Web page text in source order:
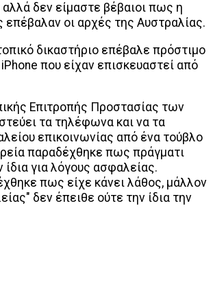
δεν είμαστε βέβαιοι πως η
επέβαλαν οι αρχές της Αυστραλίας.
δικαστήριο επέβαλε πρόστιμο
που είχαν επισκευαστεί από
Επιτροπής Προστασίας των
τα τηλέφωνα και να τα
επικοινωνίας από ένα τούβλο
παραδέχθηκε πως πράγματι
για λόγους ασφαλείας.
πως είχε κάνει λάθος, μάλλον
δεν έπειθε ούτε την ίδια την